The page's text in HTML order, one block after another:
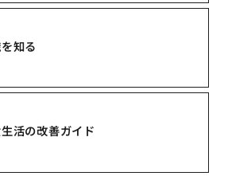
知る
活の改善ガイド